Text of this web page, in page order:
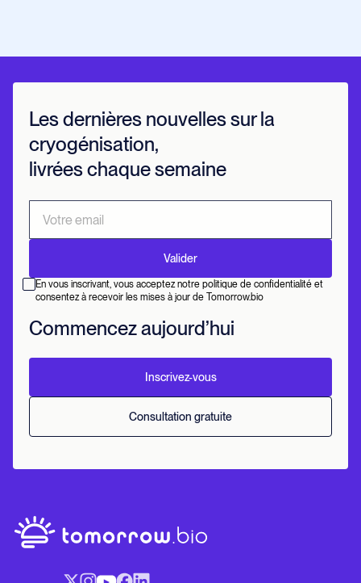
Les dernières nouvelles sur la
cryogénisation,
livrées chaque semaine
En vous inscrivant, vous acceptez notre politique de confidentialité et
consentez à recevoir les mises à jour de Tomorrow.bio
Commencez aujourd’hui
Inscrivez-vous
Consultation gratuite